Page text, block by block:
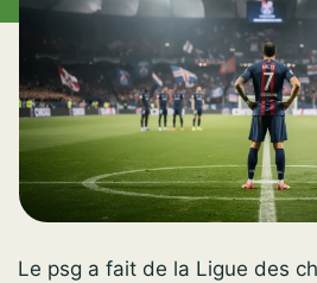
Le psg a fait de la Ligue des